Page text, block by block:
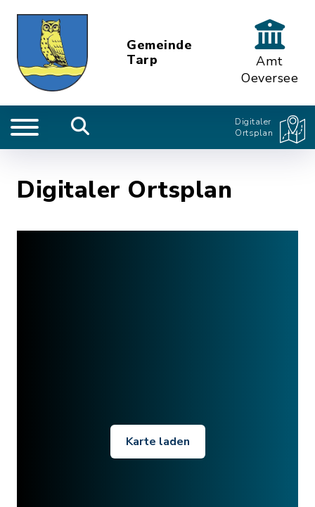
Gemeinde
Tarp
Amt
Oeversee
Digitaler
Ortsplan
Digitaler Ortsplan
Karte laden